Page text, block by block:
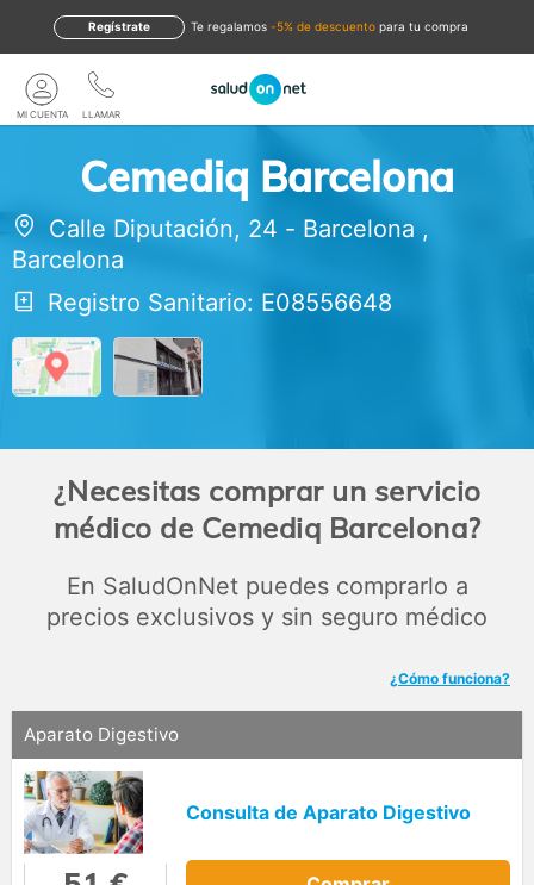
te regalamos -5% de descuento para tu compra
Regístrate
LLAMAR
MI CUENTA
Cemediq Barcelona
Calle Diputación, 24 - Barcelona ,
Barcelona
Registro Sanitario: E08556648
¿Necesitas comprar un servicio
médico de Cemediq Barcelona?
En SaludOnNet puedes comprarlo a
precios exclusivos y sin seguro médico
¿Cómo funciona?
Aparato Digestivo
Consulta de Aparato Digestivo